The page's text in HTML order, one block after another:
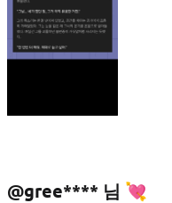
@gree**** 님 💘